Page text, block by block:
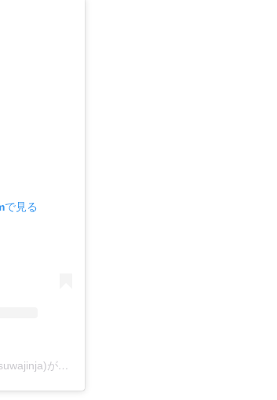
で見る
新宿諏訪神社(@koinomori_suwajinja)がシェアした投稿